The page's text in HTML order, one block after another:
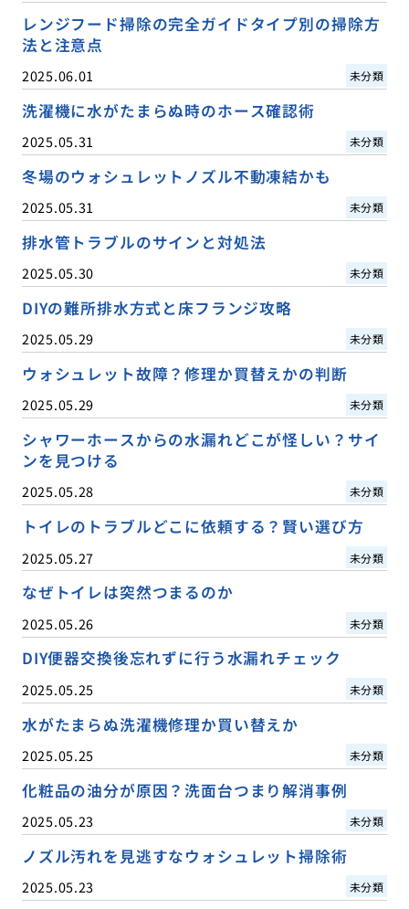
レンジフード掃除の完全ガイドタイプ別の掃除方
法と注意点
2025.06.01 未分類
洗濯機に水がたまらぬ時のホース確認術
2025.05.31 未分類
冬場のウォシュレットノズル不動凍結かも
2025.05.31 未分類
排水管トラブルのサインと対処法
2025.05.30 未分類
DIYの難所排水方式と床フランジ攻略
2025.05.29 未分類
ウォシュレット故障？修理か買替えかの判断
2025.05.29 未分類
シャワーホースからの水漏れどこが怪しい？サイ
ンを見つける
2025.05.28 未分類
トイレのトラブルどこに依頼する？賢い選び方
2025.05.27 未分類
なぜトイレは突然つまるのか
2025.05.26 未分類
DIY便器交換後忘れずに行う水漏れチェック
2025.05.25 未分類
水がたまらぬ洗濯機修理か買い替えか
2025.05.25 未分類
化粧品の油分が原因？洗面台つまり解消事例
2025.05.23 未分類
ノズル汚れを見逃すなウォシュレット掃除術
2025.05.23 未分類